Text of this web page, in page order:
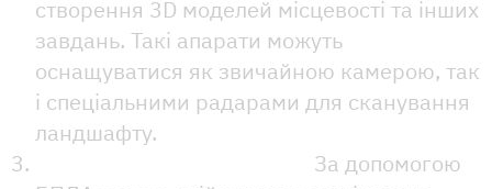
створення 3D моделей місцевості та інших
завдань. Такі апарати можуть
оснащуватися як звичайною камерою, так
і спеціальними радарами для сканування
ландшафту.
За допомогою